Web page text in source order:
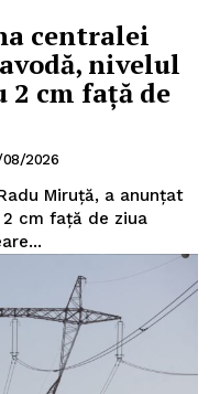
centralei
nivelul
2 cm faţă de
2026
Miruţă, a anunţat
cm faţă de ziua